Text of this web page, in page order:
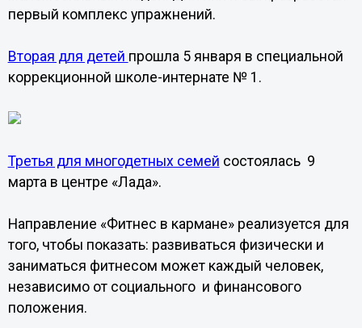
первый комплекс упражнений.
Вторая для детей прошла 5 января в специальной
коррекционной школе-интернате № 1.
Третья для многодетных семей состоялась 9
марта в центре «Лада».
Направление «Фитнес в кармане» реализуется для
того, чтобы показать: развиваться физически и
заниматься фитнесом может каждый человек,
независимо от социального и финансового
положения.